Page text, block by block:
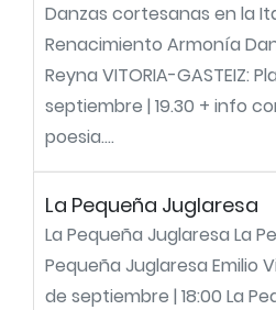
Danzas cortesanas en la
Renacimiento Armonía
Reyna VITORIA-GASTEIZ:
septiembre | 19.30 + info
poesia....
La Pequeña Juglaresa
La Pequeña Juglaresa La
Pequeña Juglaresa Emilio
de septiembre | 18:00 La